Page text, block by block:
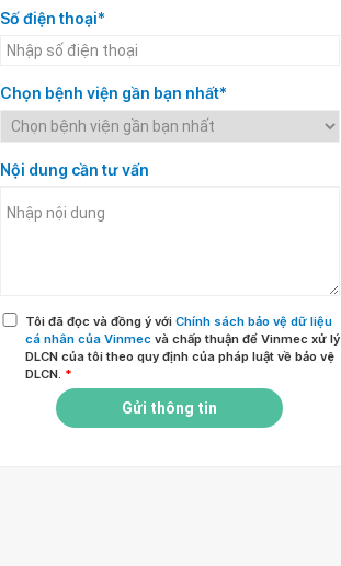
Số điện thoại*
Chọn bệnh viện gần bạn nhất*
Nội dung cần tư vấn
Tôi đã đọc và đồng ý với Chính sách bảo vệ dữ liệu
cá nhân của Vinmec và chấp thuận để Vinmec xử lý
DLCN của tôi theo quy định của pháp luật về bảo vệ
DLCN. *
Gửi thông tin